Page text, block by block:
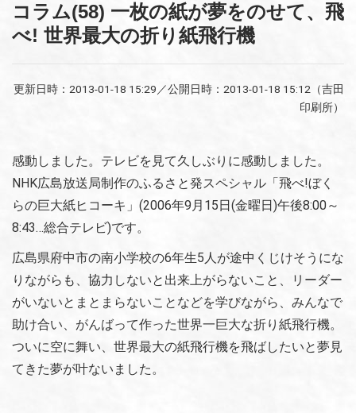
り
替
え
コラム(58) 一枚の紙が夢をのせて、飛
べ! 世界最大の折り紙飛行機
更新日時： 2013-01-18 15:29 ／公開日時： 2013-01-18 15:12 （吉田
印刷所）
感動しました。テレビを見て久しぶりに感動しました。
NHK広島放送局制作のふるさと発スペシャル「飛べ!ぼく
らの巨大紙ヒコーキ」(2006年9月15日(金曜日)午後8:00～
8:43…総合テレビ)です。
広島県府中市の南小学校の6年生5人が途中くじけそうにな
りながらも、協力しないと出来上がらないこと、リーダー
がいないとまとまらないことなどを学びながら、みんなで
助け合い、がんばって作った世界一巨大な折り紙飛行機。
ついに空に舞い、世界最大の紙飛行機を飛ばしたいと夢見
てきた夢が叶ないました。